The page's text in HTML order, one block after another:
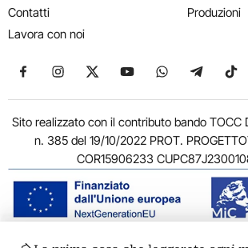
Contatti
Lavora con noi
Produzioni
Seguici su Facebook
Seguici su Instagram
Seguici su X
Seguici su YouTube
Seguici su
Seguici
Sito realizzato con il contributo bando TOCC
n. 385 del 19/10/2022 PROT.
COR15906233